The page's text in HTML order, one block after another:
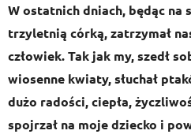
W ostatnich dniach, będąc na
trzyletnią córką, zatrzymał
człowiek. Tak jak my, szedł
wiosenne kwiaty, słuchał
dużo radości, ciepła,
spojrzał na moje dziecko i